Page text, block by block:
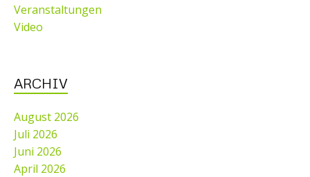
Veranstaltungen
Video
ARCHIV
August 2026
Juli 2026
Juni 2026
April 2026